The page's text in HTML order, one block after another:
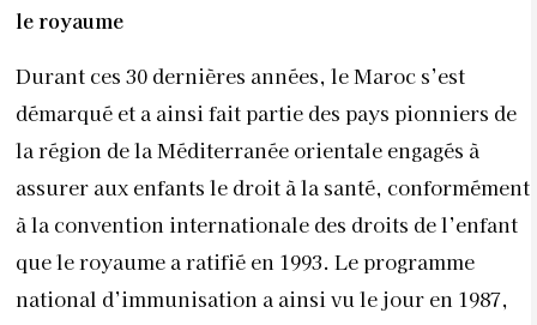
le royaume
Durant ces 30 dernières années, le Maroc s’est
démarqué et a ainsi fait partie des pays pionniers de
la région de la Méditerranée orientale engagés à
assurer aux enfants le droit à la santé, conformément
à la convention internationale des droits de l’enfant
que le royaume a ratifié en 1993. Le programme
national d’immunisation a ainsi vu le jour en 1987,